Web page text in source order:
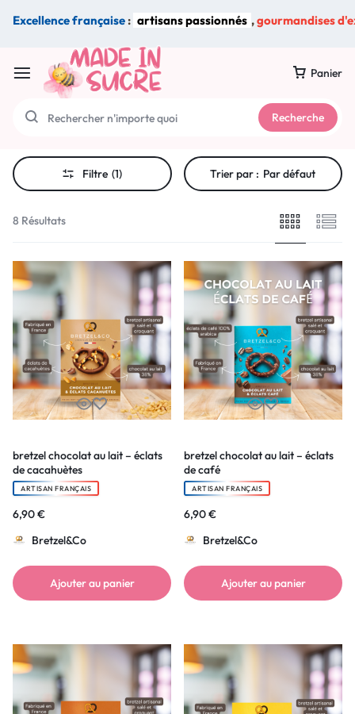
Excellence française: artisans passionnés ,gourmandises
Panier
Recherche
Filtre (1) Trier par : Par défaut
8 Résultats
bretzel chocolat au lait – éclats
de cacahuètes
ARTISAN FRANÇAIS
6,90€
Bretzel&Co
Ajouter au panier
bretzel chocolat au lait – éclats
de café
ARTISAN FRANÇAIS
6,90€
Bretzel&Co
Ajouter au panier